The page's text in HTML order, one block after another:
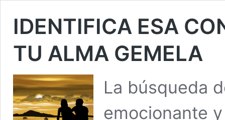
IDENTIFICA ESA
TU ALMA GEMELA
La búsqueda
emocionante